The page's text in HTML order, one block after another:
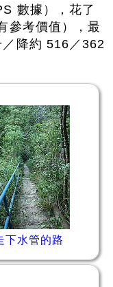
數據），花了
參考價值），最
降約 516／362
下水管的路